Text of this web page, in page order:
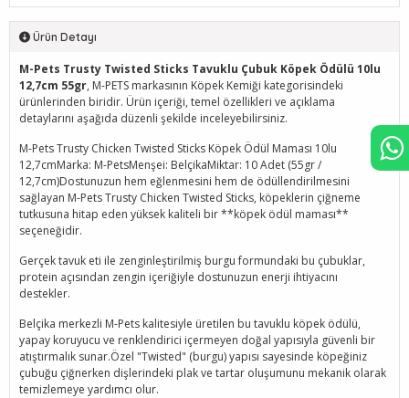
Ürün Detayı
M-Pets Trusty Twisted Sticks Tavuklu Çubuk Köpek Ödülü 10lu
12,7cm 55gr, M-PETS markasının Köpek Kemiği kategorisindeki
ürünlerinden biridir. Ürün içeriği, temel özellikleri ve açıklama
detaylarını aşağıda düzenli şekilde inceleyebilirsiniz.
M-Pets Trusty Chicken Twisted Sticks Köpek Ödül Maması 10lu
12,7cmMarka: M-PetsMenşei: BelçikaMiktar: 10 Adet (55gr /
12,7cm)Dostunuzun hem eğlenmesini hem de ödüllendirilmesini
sağlayan M-Pets Trusty Chicken Twisted Sticks, köpeklerin çiğneme
tutkusuna hitap eden yüksek kaliteli bir **köpek ödül maması**
seçeneğidir.
Gerçek tavuk eti ile zenginleştirilmiş burgu formundaki bu çubuklar,
protein açısından zengin içeriğiyle dostunuzun enerji ihtiyacını
destekler.
Belçika merkezli M-Pets kalitesiyle üretilen bu tavuklu köpek ödülü,
yapay koruyucu ve renklendirici içermeyen doğal yapısıyla güvenli bir
atıştırmalık sunar.Özel "Twisted" (burgu) yapısı sayesinde köpeğiniz
çubuğu çiğnerken dişlerindeki plak ve tartar oluşumunu mekanik olarak
temizlemeye yardımcı olur.